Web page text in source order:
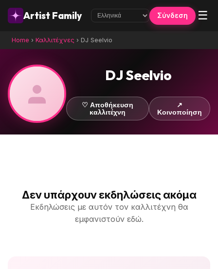
Artist Family Σύνδεση ☰
Home › Καλλιτέχνες › DJ Seelvio
DJ Seelvio
♡ Αποθήκευση
καλλιτέχνη
↗
Κοινοποίηση
Δεν υπάρχουν εκδηλώσεις ακόμα
Εκδηλώσεις με αυτόν τον καλλιτέχνη θα
εμφανιστούν εδώ.